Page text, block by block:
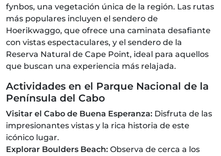
fynbos, una vegetación única de la región. Las rutas
más populares incluyen el sendero de
Hoerikwaggo, que ofrece una caminata desafiante
con vistas espectaculares, y el sendero de la
Reserva Natural de Cape Point, ideal para aquellos
que buscan una experiencia más relajada.
Actividades en el Parque Nacional de la
Península del Cabo
Visitar el Cabo de Buena Esperanza: Disfruta de las
impresionantes vistas y la rica historia de este
icónico lugar.
Explorar Boulders Beach: Observa de cerca a los